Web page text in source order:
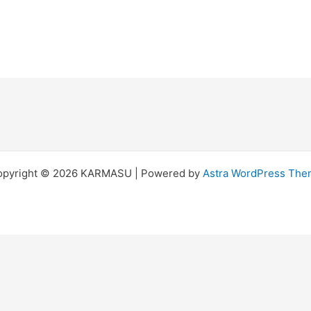
© 2026 KARMASU | Powered by Astra WordPress